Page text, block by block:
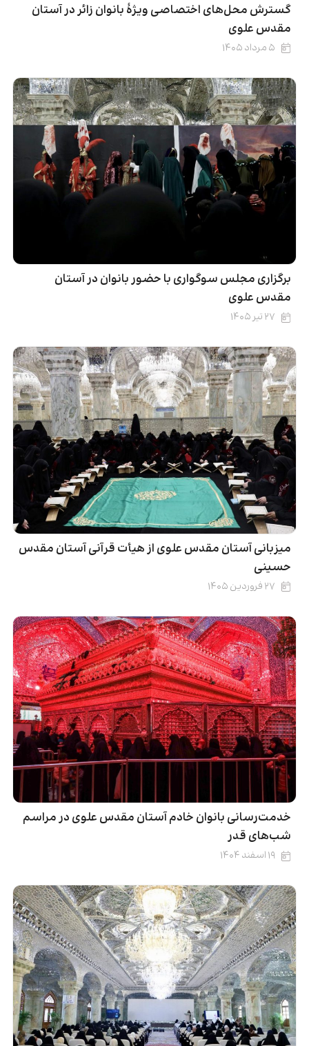
گسترش محل‌های اختصاصی ویژۀ بانوان زائر در آستان
مقدس علوی
۵ مرداد ۱۴۰۵
برگزاری مجلس سوگواری با حضور بانوان در آستان
مقدس علوی
۲۷ تیر ۱۴۰۵
میزبانی آستان مقدس علوی از هیأت قرآنی آستان مقدس
حسینی
۲۷ فروردین ۱۴۰۵
خدمت‌رسانی بانوان خادم آستان مقدس علوی در مراسم
شب‌های قدر
۱۹ اسفند ۱۴۰۴